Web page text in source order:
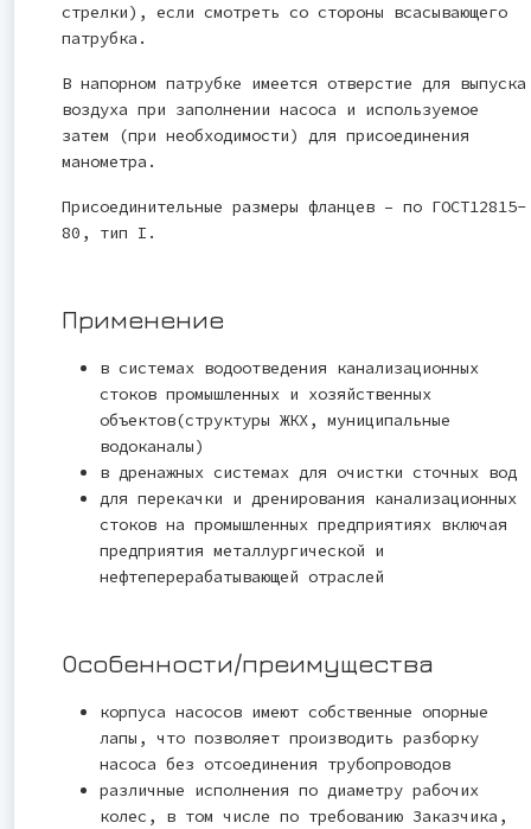
стрелки), если смотреть со стороны всасывающего
патрубка.
В напорном патрубке имеется отверстие для выпуска
воздуха при заполнении насоса и используемое
затем (при необходимости) для присоединения
манометра.
Присоединительные размеры фланцев – по ГОСТ12815-
80, тип I.
Применение
в системах водоотведения канализационных
стоков промышленных и хозяйственных
объектов(структуры ЖКХ, муниципальные
водоканалы)
в дренажных системах для очистки сточных вод
для перекачки и дренирования канализационных
стоков на промышленных предприятиях включая
предприятия металлургической и
нефтеперерабатывающей отраслей
Особенности/преимущества
корпуса насосов имеют собственные опорные
лапы, что позволяет производить разборку
насоса без отсоединения трубопроводов
различные исполнения по диаметру рабочих
колес, в том числе по требованию Заказчика,